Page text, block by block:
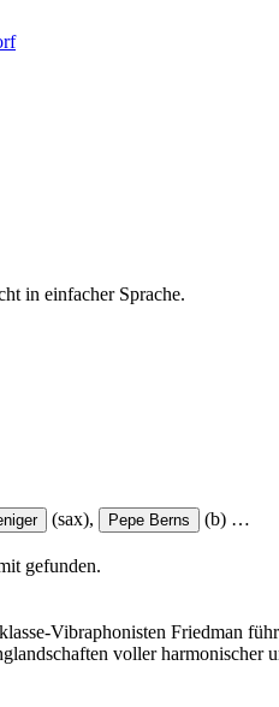
in einfacher Sprache.
(sax), Pepe Berns (b) …
gefunden.
Vibraphonisten Friedman
voller harmonischer